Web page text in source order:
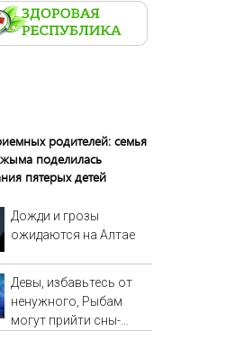
родителей: семья
поделилась
пятерых детей
Дожди и грозы
ожидаются на Алтае
Девы, избавьтесь от
ненужного, Рыбам
могут прийти сны-